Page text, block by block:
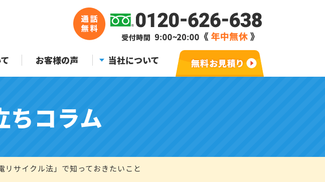
お客様の声 当社について
ちコラム
電リサイクル法」で知っておきたいこと